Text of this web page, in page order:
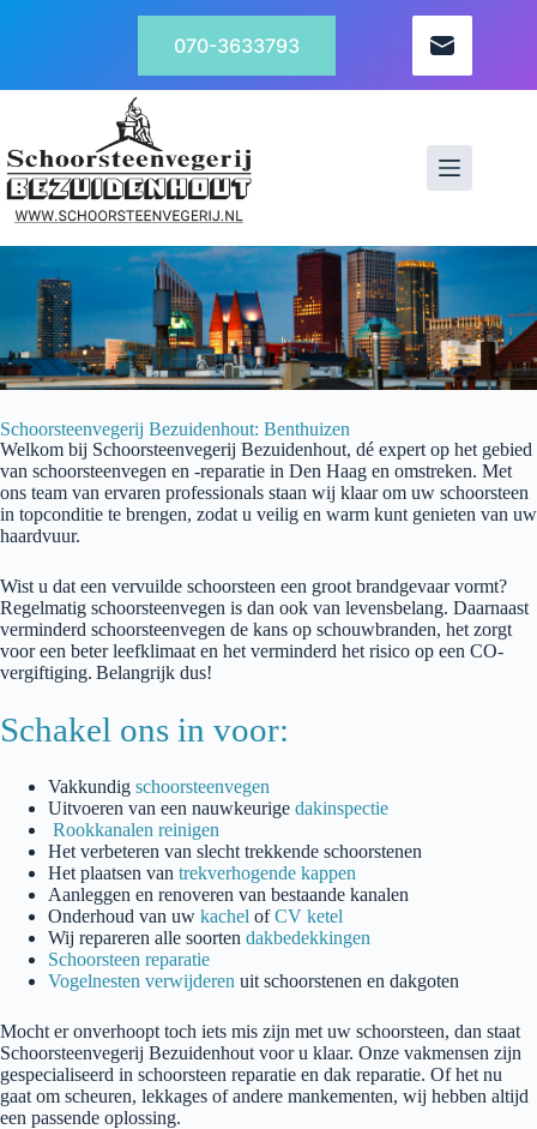
070-3633793
Schoorsteenvegerij Bezuidenhout: Benthuizen
Welkom bij Schoorsteenvegerij Bezuidenhout, dé expert op het gebied
van schoorsteenvegen en -reparatie in Den Haag en omstreken. Met
ons team van ervaren professionals staan wij klaar om uw schoorsteen
in topconditie te brengen, zodat u veilig en warm kunt genieten van uw
haardvuur.
Wist u dat een vervuilde schoorsteen een groot brandgevaar vormt?
Regelmatig schoorsteenvegen is dan ook van levensbelang. Daarnaast
verminderd schoorsteenvegen de kans op schouwbranden, het zorgt
voor een beter leefklimaat en het verminderd het risico op een CO-
vergiftiging. Belangrijk dus!
Schakel ons in voor:
Vakkundig schoorsteenvegen
Uitvoeren van een nauwkeurige dakinspectie
Rookkanalen reinigen
Het verbeteren van slecht trekkende schoorstenen
Het plaatsen van trekverhogende kappen
Aanleggen en renoveren van bestaande kanalen
Onderhoud van uw kachel ofCV ketel
Wij repareren alle soorten dakbedekkingen
Schoorsteen reparatie
Vogelnesten verwijderen uit schoorstenen en dakgoten
Mocht er onverhoopt toch iets mis zijn met uw schoorsteen, dan staat
Schoorsteenvegerij Bezuidenhout voor u klaar. Onze vakmensen zijn
gespecialiseerd in schoorsteen reparatie en dak reparatie. Of het nu
gaat om scheuren, lekkages of andere mankementen, wij hebben altijd
een passende oplossing.